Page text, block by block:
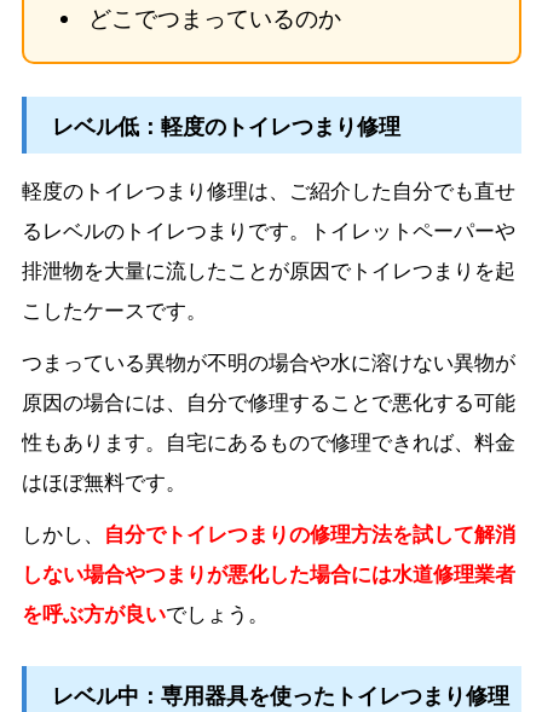
どこでつまっているのか
レベル低：軽度のトイレつまり修理
軽度のトイレつまり修理は、ご紹介した自分でも直せ
るレベルのトイレつまりです。トイレットペーパーや
排泄物を大量に流したことが原因でトイレつまりを起
こしたケースです。
つまっている異物が不明の場合や水に溶けない異物が
原因の場合には、自分で修理することで悪化する可能
性もあります。自宅にあるもので修理できれば、料金
はほぼ無料です。
しかし、
自分でトイレつまりの修理方法を試して解消
しない場合やつまりが悪化した場合には水道修理業者
を呼ぶ方が良いでしょう。
レベル中：専用器具を使ったトイレつまり修理